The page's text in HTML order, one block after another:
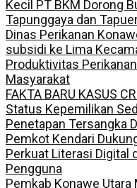
Kecil PT BKM Dorong
Tapunggaya dan
Dinas Perikanan
subsidi ke Lima
Produktivitas
Masyarakat
FAKTA BARU KASUS
Status Kepemilikan
Penetapan Tersangka
Pemkot Kendari
Perkuat Literasi Digital
Pengguna
Pemkab Konawe Utara